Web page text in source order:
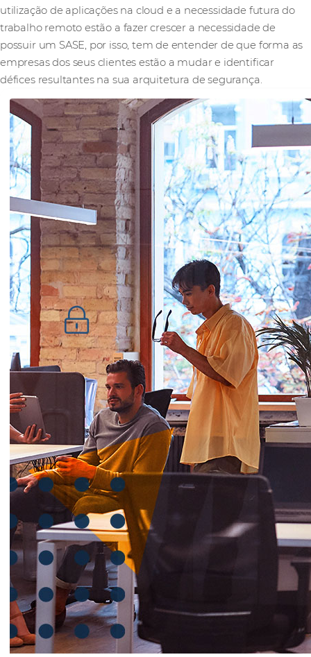
utilização de aplicações na cloud e a necessidade futura do
trabalho remoto estão a fazer crescer a necessidade de
possuir um SASE, por isso, tem de entender de que forma as
empresas dos seus clientes estão a mudar e identificar
défices resultantes na sua arquitetura de segurança.